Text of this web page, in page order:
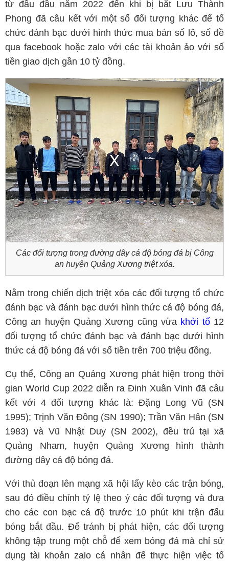
từ đầu đầu năm 2022 đến khi bị bắt Lưu Thành
Phong đã câu kết với một số đối tượng khác để tổ
chức đánh bạc dưới hình thức mua bán số lô, số đề
qua facebook hoặc zalo với các tài khoản ảo với số
tiền giao dịch gần 10 tỷ đồng.
Các đối tượng trong đường dây cá độ bóng đá bị Công
an huyện Quảng Xương triệt xóa.
Nằm trong chiến dịch triệt xóa các đối tượng tổ chức
đánh bạc và đánh bạc dưới hình thức cá độ bóng đá,
Công an huyện Quảng Xương cũng vừa khởi tố12
đối tượng tổ chức đánh bạc và đánh bạc dưới hình
thức cá độ bóng đá với số tiền trên 700 triệu đồng.
Cụ thể, Công an Quảng Xương phát hiện trong thời
gian World Cup 2022 diễn ra Đinh Xuân Vinh đã câu
kết với 4 đối tượng khác là: Đặng Long Vũ (SN
1995); Trịnh Văn Đông (SN 1990); Trần Văn Hân (SN
1983) và Vũ Nhật Duy (SN 2002), đều trú tại xã
Quảng Nham, huyện Quảng Xương hình thành
đường dây cá độ bóng đá.
Với thủ đoạn lên mạng xã hội lấy kèo các trận bóng,
sau đó điều chỉnh tỷ lệ theo ý các đối tượng và đưa
cho các con bạc cá độ trước 10 phút khi trận đấu
bóng bắt đầu. Để tránh bị phát hiện, các đối tượng
không tập trung một chỗ để xem bóng đá mà chỉ sử
dụng tài khoản zalo cá nhân để thực hiện việc tổ